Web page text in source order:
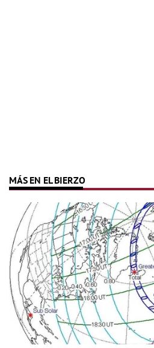
MÁS EN EL BIERZO